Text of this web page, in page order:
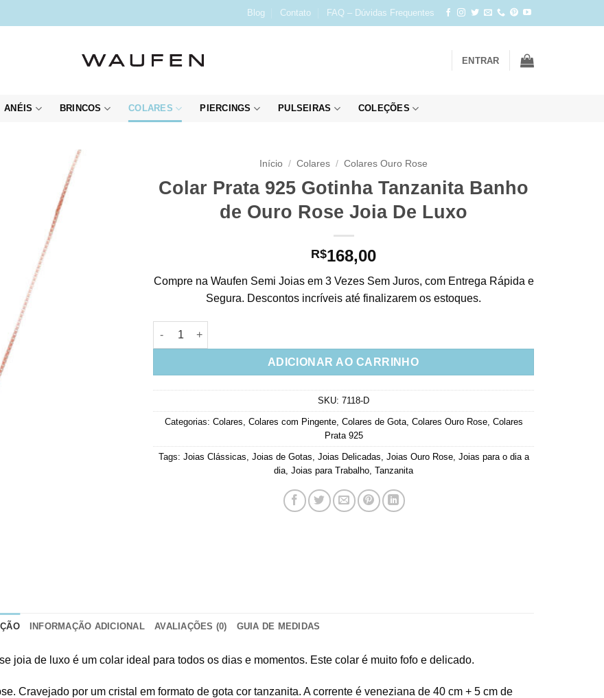
Blog Contato FAQ – Dúvidas Frequentes
ENTRAR
ANÉIS BRINCOS COLARES PIERCINGS PULSEIRAS COLEÇÕES
Início / Colares / Colares Ouro Rose
Colar Prata 925 Gotinha Tanzanita Banho
de Ouro Rose Joia De Luxo
R$168,00
Compre na Waufen Semi Joias em 3 Vezes Sem Juros, com Entrega Rápida e
Segura. Descontos incríveis até finalizarem os estoques.
Colar Prata 925 Gotinha Tanzanita Banho de Ouro Rose Joia De Luxo quantidade
ADICIONAR AO CARRINHO
SKU: 7118-D
Categorias: Colares Colares com Pingente, Colares de Gota, Colares Ouro Rose, Colares
Prata 925
Tags: Joias Clássicas Joias de Gotas Joias Delicadas Joias Ouro Rose, Joias para o dia a
dia Joias para Trabalho Tanzanita
INFORMAÇÃO ADICIONAL AVALIAÇÕES (0) GUIA DE MEDIDAS
joia de luxo é um colar ideal para todos os dias e momentos. Este colar é muito fofo e delicado.
. Cravejado por um cristal em formato de gota cor tanzanita. A corrente é veneziana de 40 cm + 5 cm de